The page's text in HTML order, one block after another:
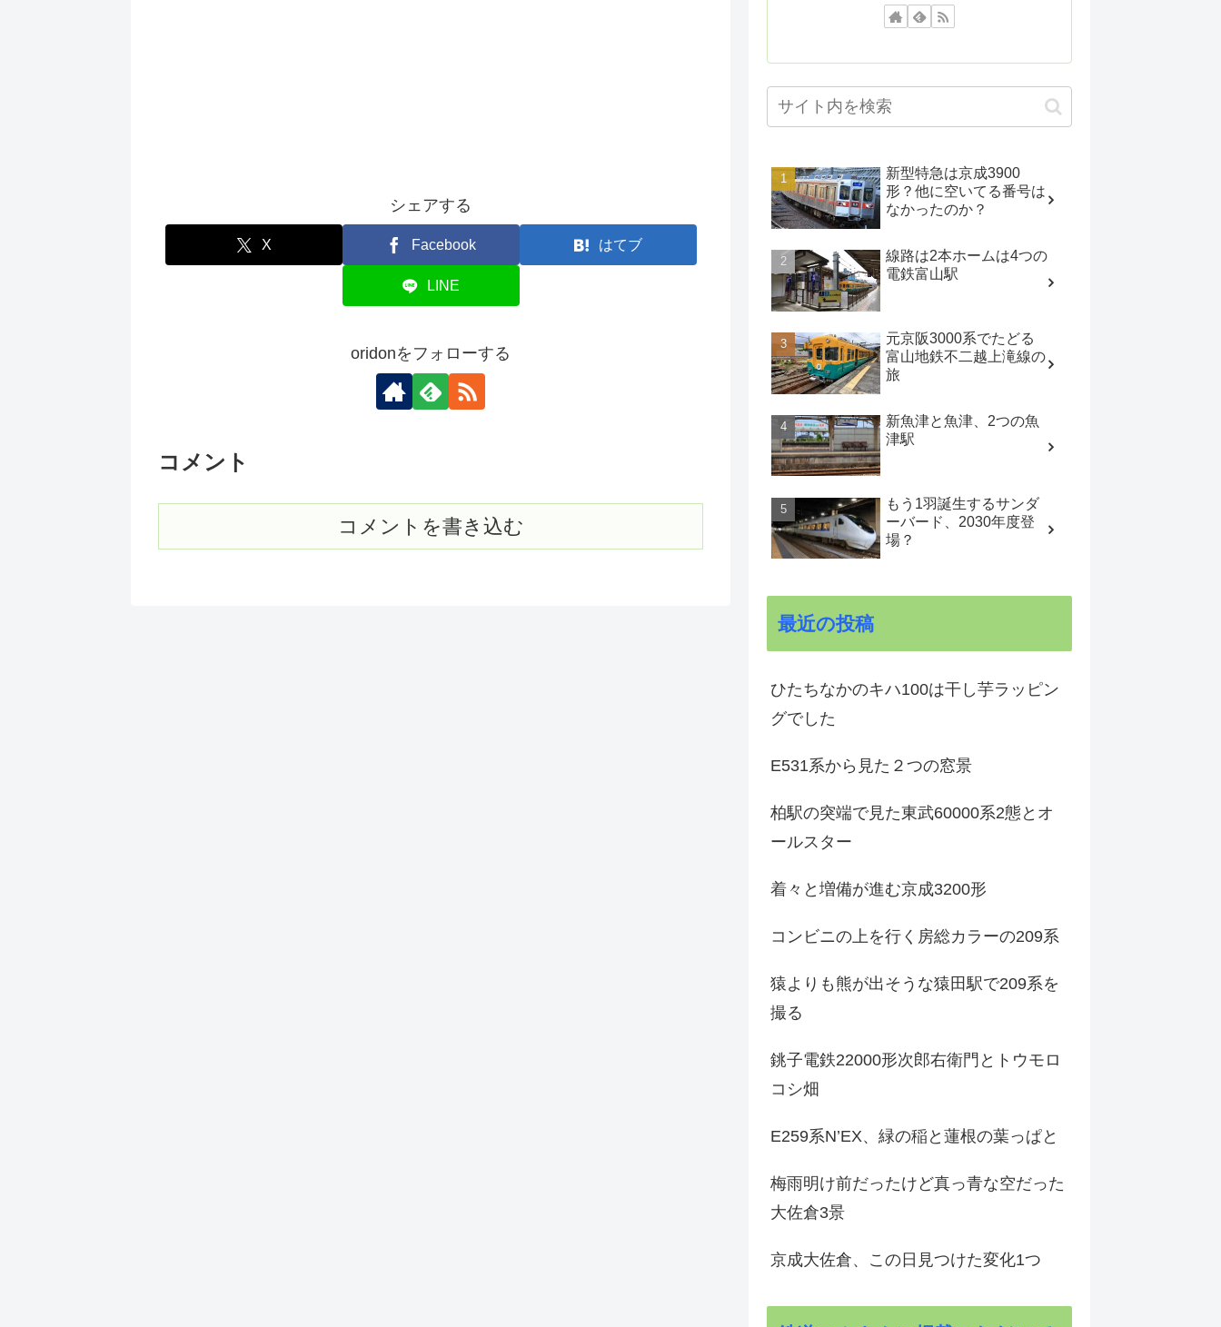
シェアする
X Facebook はてブ
LINE
oridonをフォローする
コメント
コメントを書き込む
新型特急は京成3900
形？他に空いてる番号は
なかったのか？
線路は2本ホームは4つの
電鉄富山駅
元京阪3000系でたどる
富山地鉄不二越上滝線の
旅
新魚津と魚津、2つの魚
津駅
もう1羽誕生するサンダ
ーバード、2030年度登
場？
最近の投稿
ひたちなかのキハ100は干し芋ラッピン
グでした
E531系から見た２つの窓景
柏駅の突端で見た東武60000系2態とオ
ールスター
着々と増備が進む京成3200形
コンビニの上を行く房総カラーの209系
猿よりも熊が出そうな猿田駅で209系を
撮る
銚子電鉄22000形次郎右衛門とトウモロ
コシ畑
E259系N’EX、緑の稲と蓮根の葉っぱと
梅雨明け前だったけど真っ青な空だった
大佐倉3景
京成大佐倉、この日見つけた変化1つ